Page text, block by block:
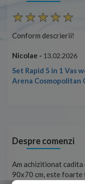
Conform descrierii!
Nicolae - 13.02.2026
Set Rapid 5 in 1 Vas
Arena Cosmopolitan
Despre comenzi
Am achizitionat cadita
90x70 cm, este